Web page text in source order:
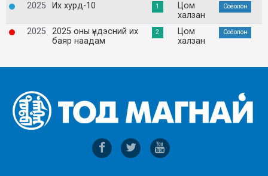
2025 Их хурд-10 1
Цом
халзан
Соёолон
2025 2025 оны үндэсний их
баяр наадам
2
Цом
халзан
Соёолон